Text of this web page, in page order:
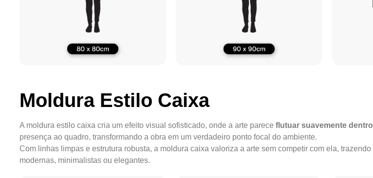
Moldura Estilo Caixa
A moldura estilo caixa cria um efeito visual sofisticado, onde a arte parece flutuar suavemente
presença ao quadro, transformando a obra em um verdadeiro ponto focal do ambiente.
Com linhas limpas e estrutura robusta, a moldura caixa valoriza a arte sem competir com ela,
modernas, minimalistas ou elegantes.